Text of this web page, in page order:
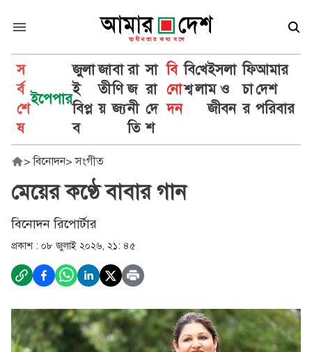
স
র্ব
শে
ষ
ইপেপার
জুলা
ই
বিপ্ল
ব
জা
তী
য়
বা
ণি
জ্য
রা
জ
নী
তি
সা
রা
দে
শ
বি
নো
দন
বি
শ্ব
খে
লা
ইসলা
ম ও
জীবন
ফি
চা
র
আমার
দেশ
পরিবার
> বিনোদন> সংগীত
মেয়ের কণ্ঠে বাবার গান
বিনোদন রিপোর্টার
প্রকাশ : ০৮ জুলাই ২০২৬, ২১: ৪৫